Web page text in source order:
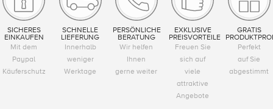
SICHERES
EINKAUFEN
Mit dem
Paypal
Käuferschutz
SCHNELLE
LIEFERUNG
Innerhalb
weniger
Werktage
PERSÖNLICHE
BERATUNG
Wir helfen
Ihnen
gerne weiter
EXKLUSIVE
PREISVORTEILE
Freuen Sie
sich auf
viele
attraktive
Angebote
GRATIS
Perfekt
auf Sie
abgestimmt